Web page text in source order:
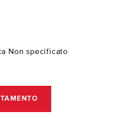
Non specificato